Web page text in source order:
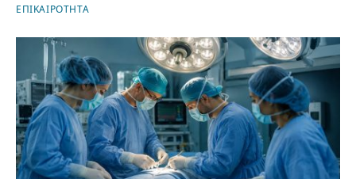
ΕΠΙΚΑΙΡΟΤΗΤΑ